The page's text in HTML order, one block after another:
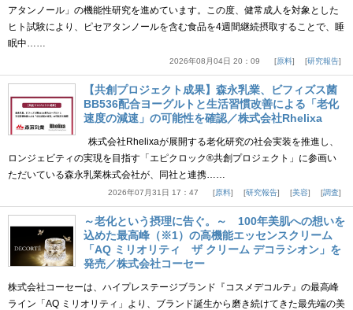
アタンノール」の機能性研究を進めています。この度、健常成人を対象とした
ヒト試験により、ピセアタンノールを含む食品を4週間継続摂取することで、睡
眠中……
2026年08月04日 20：09 原料 研究報告
【共創プロジェクト成果】森永乳業、ビフィズス菌
BB536配合ヨーグルトと生活習慣改善による「老化
速度の減速」の可能性を確認／株式会社Rhelixa
株式会社Rhelixaが展開する老化研究の社会実装を推進し、
ロンジェビティの実現を目指す「エピクロック®共創プロジェクト」に参画い
ただいている森永乳業株式会社が、同社と連携……
2026年07月31日 17：47 原料 研究報告 美容 調査
～老化という摂理に告ぐ。～ 100年美肌への想いを
込めた最高峰（※1）の高機能エッセンスクリーム
「AQ ミリオリティ ザ クリーム デコラシオン」を
発売／株式会社コーセー
株式会社コーセーは、ハイプレステージブランド『コスメデコルテ』の最高峰
ライン「AQ ミリオリティ」より、ブランド誕生から磨き続けてきた最先端の美